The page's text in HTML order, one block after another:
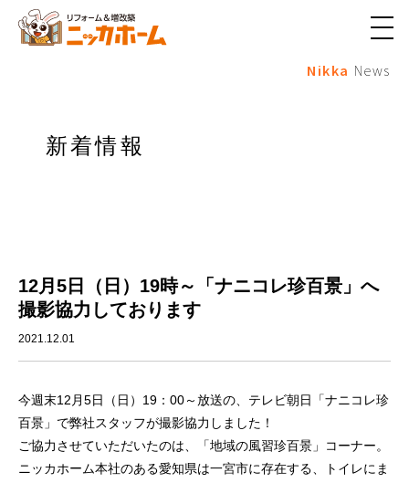
メ
ュ
Nikka News
新着情報
12月5日（日）19時～「ナニコレ珍百景」へ
撮影協力しております
2021.12.01
今週末12月5日（日）19：00～放送の、テレビ朝日「ナニコレ珍
百景」で弊社スタッフが撮影協力しました！
ご協力させていただいたのは、「地域の風習珍百景」コーナー。
ニッカホーム本社のある愛知県は一宮市に存在する、トイレにま